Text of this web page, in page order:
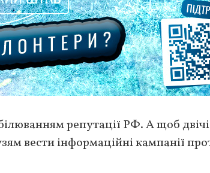
репутації РФ. А щоб
вести інформаційні кампанії